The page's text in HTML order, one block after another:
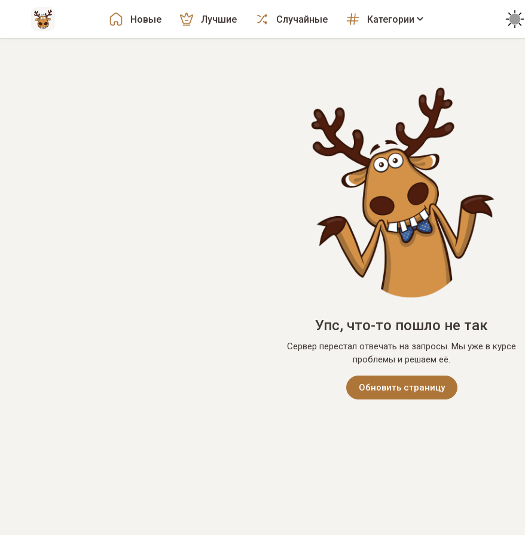
Новые Лучшие Случайные Категории
Упс, что-то пошло не так
Сервер перестал отвечать на запросы. Мы уже в курсе
проблемы и решаем её.
Обновить страницу